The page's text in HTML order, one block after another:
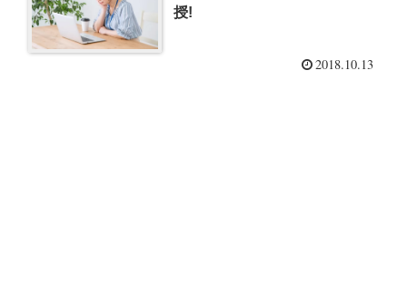
授!
2018.10.13